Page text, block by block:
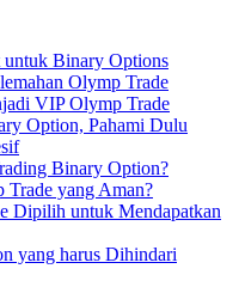
untuk Binary Options
Olymp Trade
VIP Olymp Trade
Option, Pahami Dulu
Binary Option?
Trade yang Aman?
Dipilih untuk Mendapatkan
yang harus Dihindari